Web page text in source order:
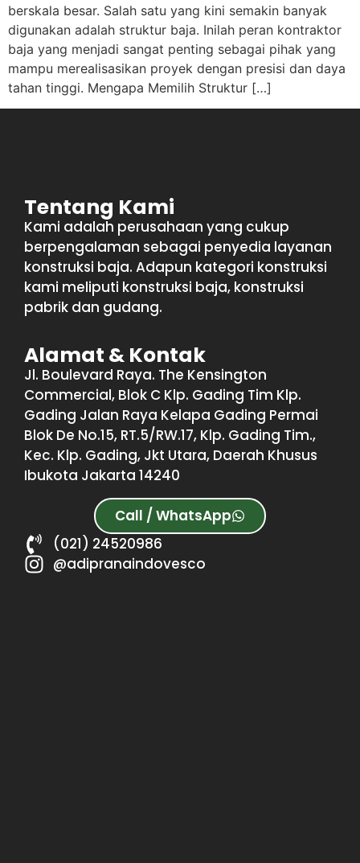
berskala besar. Salah satu yang kini semakin banyak
digunakan adalah struktur baja. Inilah peran kontraktor
baja yang menjadi sangat penting sebagai pihak yang
mampu merealisasikan proyek dengan presisi dan daya
tahan tinggi. Mengapa Memilih Struktur […]
Tentang Kami
Kami adalah perusahaan yang cukup
berpengalaman sebagai penyedia layanan
konstruksi baja. Adapun kategori konstruksi
kami meliputi konstruksi baja, konstruksi
pabrik dan gudang.
Alamat & Kontak
Jl. Boulevard Raya. The Kensington
Commercial, Blok C Klp. Gading Tim Klp.
Gading Jalan Raya Kelapa Gading Permai
Blok De No.15, RT.5/RW.17, Klp. Gading Tim.,
Kec. Klp. Gading, Jkt Utara, Daerah Khusus
Ibukota Jakarta 14240
Call / WhatsApp
(021) 24520986
@adipranaindovesco